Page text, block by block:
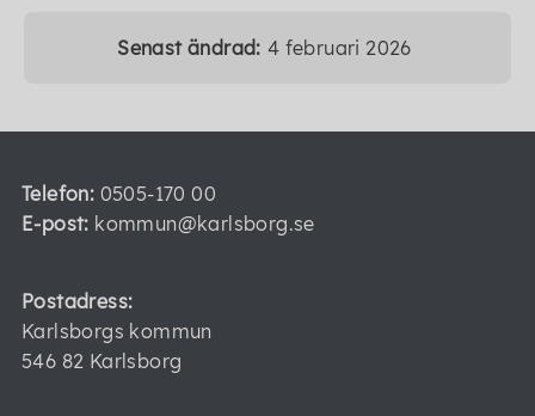
Senast ändrad: 4 februari 2026
Telefon: 0505-170 00
E-post: kommun@karlsborg.se
Postadress:
Karlsborgs kommun
546 82 Karlsborg